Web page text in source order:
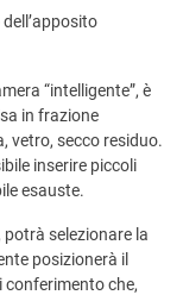
“intelligente”, è
in frazione
vetro, secco residuo.
inserire piccoli
esauste.
selezionare la
posizionerà il
che,